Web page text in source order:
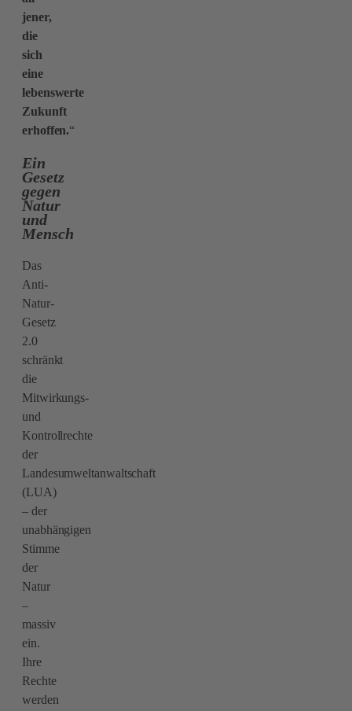
jener,
die
sich
eine
lebenswerte
Zukunft
erhoffen.“
Ein
Gesetz
gegen
Natur
und
Mensch
Das
Anti-
Natur-
Gesetz
2.0
schränkt
die
Mitwirkungs-
und
Kontrollrechte
der
Landesumweltanwaltschaft
(LUA)
– der
unabhängigen
Stimme
der
Natur
–
massiv
ein.
Ihre
Rechte
werden